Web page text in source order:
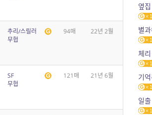
추리/스릴러
무협
94매 22년 2월
SF
무협
121매 21년 6월
옆
별
체
기
일